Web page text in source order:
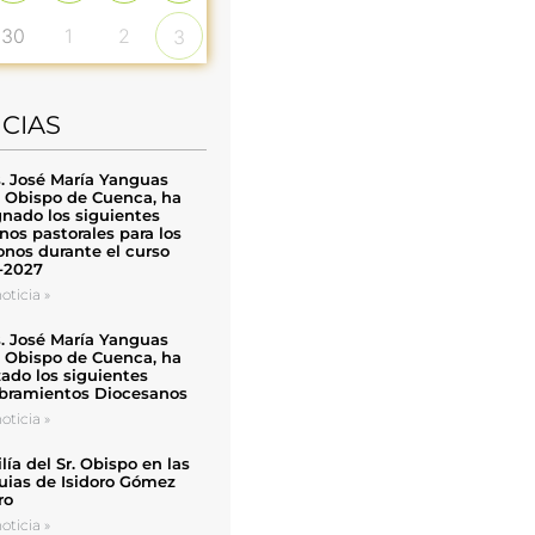
30 1 2 3
José María Yanguas
Obispo de Cuenca, ha
los siguientes
pastorales para los
durante el curso
»
José María Yanguas
Obispo de Cuenca, ha
los siguientes
Diocesanos
»
del Sr. Obispo en las
de Isidoro Gómez
»